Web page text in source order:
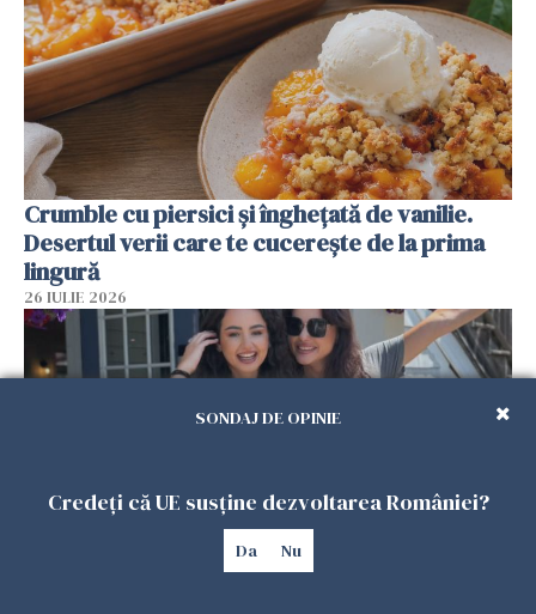
Crumble cu piersici și înghețată de vanilie.
Desertul verii care te cucerește de la prima
lingură
26 IULIE 2026
SONDAJ DE OPINIE
Credeți că UE susține dezvoltarea României?
Da Nu